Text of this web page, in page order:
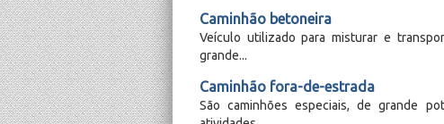
Caminhão betoneira
Veículo utilizado para misturar e
grande...
Caminhão fora-de-estrada
São caminhões especiais, de grande